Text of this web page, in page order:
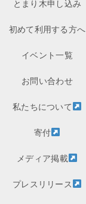
とまり木申し込み
初めて利用する方へ
イベント一覧
お問い合わせ
私たちについて
寄付
メディア掲載
プレスリリース